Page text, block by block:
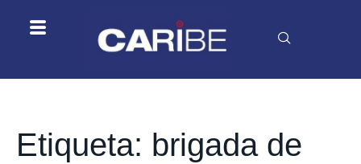
Etiqueta: brigada de